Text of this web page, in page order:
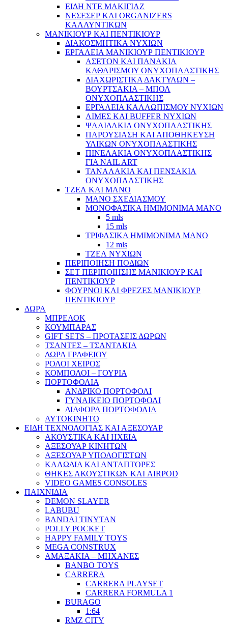
ΕΙΔΗ ΝΤΕ ΜΑΚΙΓΙΑΖ
ΝΕΣΕΣΕΡ ΚΑΙ ORGANIZERS
ΚΑΛΛΥΝΤΙΚΩΝ
ΜΑΝΙΚΙΟΥΡ ΚΑΙ ΠΕΝΤΙΚΙΟΥΡ
ΔΙΑΚΟΣΜΗΤΙΚΑ ΝΥΧΙΩΝ
ΕΡΓΑΛΕΙΑ ΜΑΝΙΚΙΟΥΡ ΠΕΝΤΙΚΙΟΥΡ
ΑΣΕΤΟΝ ΚΑΙ ΠΑΝΑΚΙΑ
ΚΑΘΑΡΙΣΜΟΥ ΟΝΥΧΟΠΛΑΣΤΙΚΗΣ
ΔΙΑΧΩΡΙΣΤΙΚΑ ΔΑΚΤΥΛΩΝ –
ΒΟΥΡΤΣΑΚΙΑ – ΜΠΟΛ
ΟΝΥΧΟΠΛΑΣΤΙΚΗΣ
ΕΡΓΑΛΕΙΑ ΚΑΛΛΩΠΙΣΜΟΥ ΝΥΧΙΩΝ
ΛΙΜΕΣ ΚΑΙ BUFFER ΝΥΧΙΩΝ
ΨΑΛΙΔΑΚΙΑ ΟΝΥΧΟΠΛΑΣΤΙΚΗΣ
ΠΑΡΟΥΣΙΑΣΗ ΚΑΙ ΑΠΟΘΗΚΕΥΣΗ
ΥΛΙΚΩΝ ΟΝΥΧΟΠΛΑΣΤΙΚΗΣ
ΠΙΝΕΛΑΚΙΑ ΟΝΥΧΟΠΛΑΣΤΙΚΗΣ
ΓΙΑ NAIL ART
ΤΑΝΑΛΑΚΙΑ ΚΑΙ ΠΕΝΣΑΚΙΑ
ΟΝΥΧΟΠΛΑΣΤΙΚΗΣ
ΤΖΕΛ ΚΑΙ ΜΑΝΟ
ΜΑΝΟ ΣΧΕΔΙΑΣΜΟΥ
ΜΟΝΟΦΑΣΙΚΑ ΗΜΙΜΟΝΙΜΑ ΜΑΝΟ
5 mls
15 mls
ΤΡΙΦΑΣΙΚΑ ΗΜΙΜΟΝΙΜΑ ΜΑΝΟ
12 mls
ΤΖΕΛ ΝΥΧΙΩΝ
ΠΕΡΙΠΟΙΗΣΗ ΠΟΔΙΩΝ
ΣΕΤ ΠΕΡΙΠΟΙΗΣΗΣ ΜΑΝΙΚΙΟΥΡ ΚΑΙ
ΠΕΝΤΙΚΙΟΥΡ
ΦΟΥΡΝΟΙ ΚΑΙ ΦΡΕΖΕΣ ΜΑΝΙΚΙΟΥΡ
ΠΕΝΤΙΚΙΟΥΡ
ΔΩΡΑ
ΜΠΡΕΛΟΚ
ΚΟΥΜΠΑΡΑΣ
GIFT SETS – ΠΡΟΤΑΣΕΙΣ ΔΩΡΩΝ
ΤΣΑΝΤΕΣ – ΤΣΑΝΤΑΚΙΑ
ΔΩΡΑ ΓΡΑΦΕΙΟΥ
ΡΟΛΟΙ ΧΕΙΡΟΣ
ΚΟΜΠΟΛΟΙ – ΓΟΥΡΙΑ
ΠΟΡΤΟΦΟΛΙΑ
ΑΝΔΡΙΚΟ ΠΟΡΤΟΦΟΛΙ
ΓΥΝΑΙΚΕΙΟ ΠΟΡΤΟΦΟΛΙ
ΔΙΑΦΟΡΑ ΠΟΡΤΟΦΟΛΙΑ
ΑΥΤΟΚΙΝΗΤΟ
ΕΙΔΗ ΤΕΧΝΟΛΟΓΙΑΣ ΚΑΙ ΑΞΕΣΟΥΑΡ
ΑΚΟΥΣΤΙΚΑ ΚΑΙ ΗΧΕΙΑ
ΑΞΕΣΟΥΑΡ ΚΙΝΗΤΩΝ
ΑΞΕΣΟΥΑΡ ΥΠΟΛΟΓΙΣΤΩΝ
ΚΑΛΩΔΙΑ ΚΑΙ ΑΝΤΑΠΤΟΡΕΣ
ΘΗΚΕΣ ΑΚΟΥΣΤΙΚΩΝ ΚΑΙ AIRPOD
VIDEO GAMES CONSOLES
ΠΑΙΧΝΙΔΙΑ
DEMON SLAYER
LABUBU
BANDAI TINYTAN
POLLY POCKET
HAPPY FAMILY TOYS
MEGA CONSTRUX
ΑΜΑΞΑΚΙΑ – ΜΗΧΑΝΕΣ
BANBO TOYS
CARRERA
CARRERA PLAYSET
CARRERA FORMULA 1
BURAGO
1:64
RMZ CITY